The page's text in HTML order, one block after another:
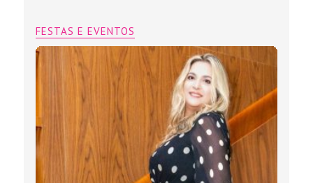
FESTAS E EVENTOS